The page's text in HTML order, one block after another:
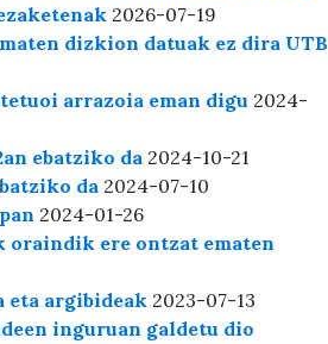
2026-07-19
dizkion datuak ez dira UTB
arrazoia eman digu 2024-
ebatziko da 2024-10-21
da 2024-07-10
2024-01-26
oraindik ere ontzat ematen
eta argibideak 2023-07-13
inguruan galdetu dio